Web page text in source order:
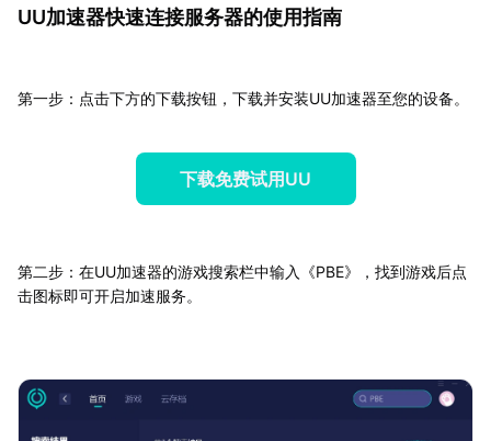
UU加速器快速连接服务器的使用指南
第一步：点击下方的下载按钮，下载并安装UU加速器至您的设备。
下载免费试用UU
第二步：在UU加速器的游戏搜索栏中输入《PBE》，找到游戏后点
击图标即可开启加速服务。